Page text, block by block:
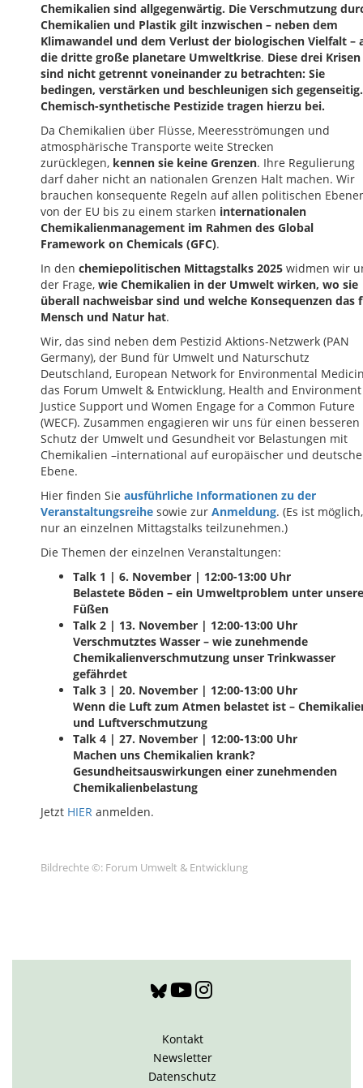
Chemikalien sind allgegenwärtig. Die Verschmutzung
Chemikalien und Plastik gilt inzwischen – neben dem
Klimawandel und dem Verlust der biologischen Vielfalt –
die dritte große planetare Umweltkrise. Diese drei Krisen
sind nicht getrennt voneinander zu betrachten: Sie
bedingen, verstärken und beschleunigen sich gegenseitig.
Chemisch-synthetische Pestizide tragen hierzu bei.
Da Chemikalien über Flüsse, Meeresströmungen und
atmosphärische Transporte weite Strecken
zurücklegen, kennen sie keine Grenzen. Ihre Regulierung
darf daher nicht an nationalen Grenzen Halt machen. Wir
brauchen konsequente Regeln auf allen politischen
von der EU bis zu einem starken internationalen
Chemikalienmanagement im Rahmen des Global
Framework on Chemicals (GFC).
In den chemiepolitischen Mittagstalks 2025 widmen wir
der Frage, wie Chemikalien in der Umwelt wirken, wo sie
überall nachweisbar sind und welche Konsequenzen das
Mensch und Natur hat.
Wir, das sind neben dem Pestizid Aktions-Netzwerk (PAN
Germany), der Bund für Umwelt und Naturschutz
Deutschland, European Network for Environmental
das Forum Umwelt & Entwicklung, Health and Environment
Justice Support und Women Engage for a Common Future
(WECF). Zusammen engagieren wir uns für einen besseren
Schutz der Umwelt und Gesundheit vor Belastungen mit
Chemikalien –international auf europäischer und
Ebene.
Hier finden Sie ausführliche Informationen zu der
Veranstaltungsreihe sowie zur Anmeldung. (Es ist möglich,
nur an einzelnen Mittagstalks teilzunehmen.)
Die Themen der einzelnen Veranstaltungen:
Talk 1 | 6. November | 12:00-13:00 Uhr
Belastete Böden – ein Umweltproblem unter
Füßen
Talk 2 | 13. November | 12:00-13:00 Uhr
Verschmutztes Wasser – wie zunehmende
Chemikalienverschmutzung unser Trinkwasser
gefährdet
Talk 3 | 20. November | 12:00-13:00 Uhr
Wenn die Luft zum Atmen belastet ist –
und Luftverschmutzung
Talk 4 | 27. November | 12:00-13:00 Uhr
Machen uns Chemikalien krank?
Gesundheitsauswirkungen einer zunehmenden
Chemikalienbelastung
Jetzt HIER anmelden.
Bildrechte ©: Forum Umwelt & Entwicklung
Kontakt
Newsletter
Datenschutz